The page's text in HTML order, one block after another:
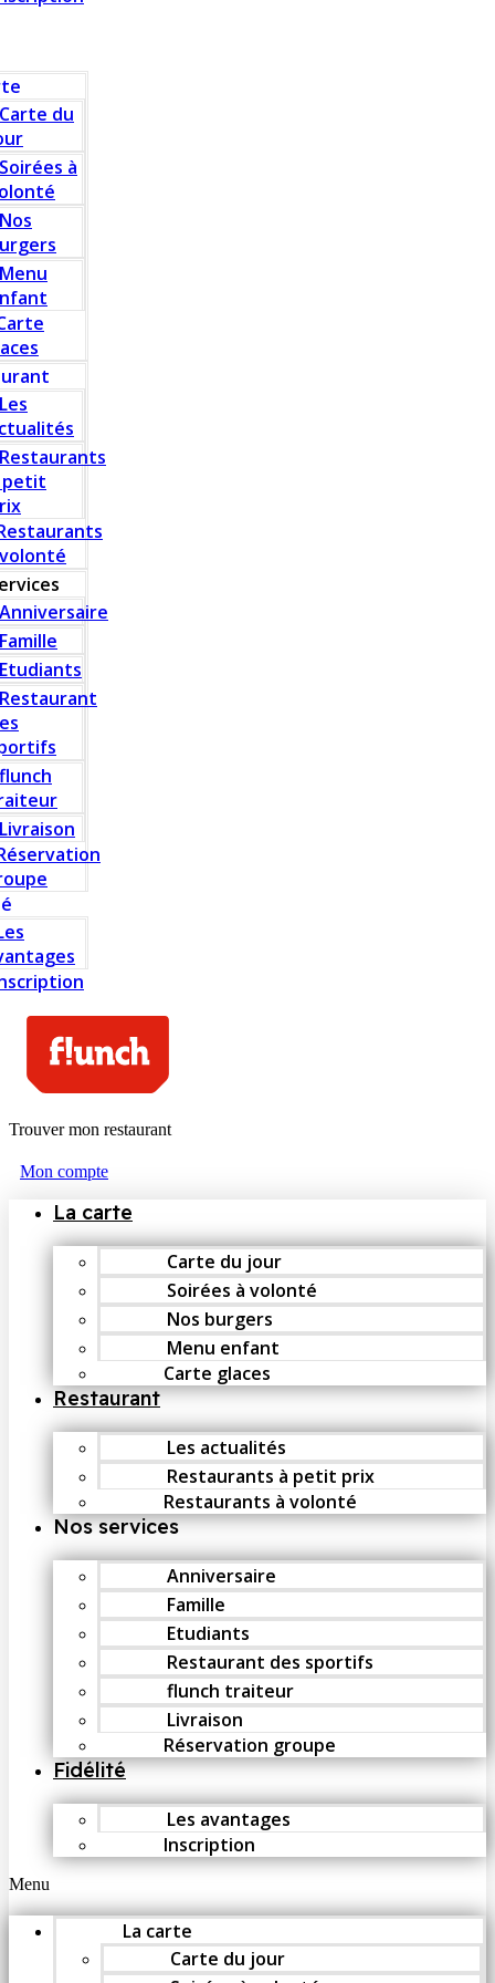
Carte du
Soirées à
Nos
Menu
Les
Restaurants
petit
Anniversaire
Famille
Etudiants
Restaurant
flunch
Livraison
Trouver mon restaurant
Mon compte
La carte
Carte du jour
Soirées à volonté
Nos burgers
Menu enfant
Carte glaces
Restaurant
Les actualités
Restaurants à petit prix
Restaurants à volonté
Nos services
Anniversaire
Famille
Etudiants
Restaurant des sportifs
flunch traiteur
Livraison
Réservation groupe
Fidélité
Les avantages
Inscription
Menu
La carte
Carte du jour